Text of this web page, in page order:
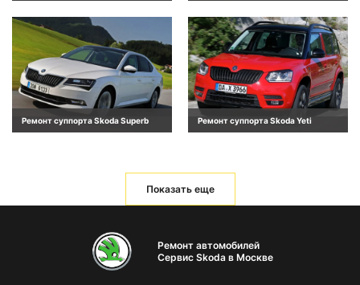
Ремонт суппорта Skoda Superb Ремонт суппорта Skoda Yeti
Показать еще
Ремонт автомобилей
Сервис Skoda в Москве